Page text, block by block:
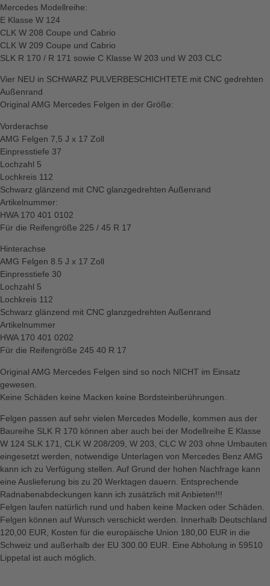
Mercedes Modellreihe:
E Klasse W 124
CLK W 208 Coupe und Cabrio
CLK W 209 Coupe und Cabrio
SLK R 170 / R 171 sowie C Klasse W 203 und W 203 CLC
Vier NEU in SCHWARZ PULVERBESCHICHTETE mit CNC gedrehten
Außenrand
Original AMG Mercedes Felgen in der Größe:
Vorderachse
AMG Felgen 7,5 J x 17 Zoll
Einpresstiefe 37
Lochzahl 5
Lochkreis 112
Schwarz glänzend mit CNC glanzgedrehten Außenrand
Artikelnummer:
HWA 170 401 0102
Für die Reifengröße 225 / 45 R 17
Hinterachse
AMG Felgen 8.5 J x 17 Zoll
Einpresstiefe 30
Lochzahl 5
Lochkreis 112
Schwarz glänzend mit CNC glanzgedrehten Außenrand
Artikelnummer
HWA 170 401 0202
Für die Reifengröße 245 40 R 17
Original AMG Mercedes Felgen sind so noch NICHT im Einsatz
gewesen.
Keine Schäden keine Macken keine Bordsteinberührungen.
Felgen passen auf sehr vielen Mercedes Modelle, kommen aus der
Baureihe SLK R 170 können aber auch bei der Modellreihe E Klasse
W 124 SLK 171, CLK W 208/209, W 203, CLC W 203 ohne Umbauten
eingesetzt werden, notwendige Unterlagen von Mercedes Benz AMG
kann ich zu Verfügung stellen. Auf Grund der hohen Nachfrage kann
eine Auslieferung bis zu 20 Werktagen dauern. Entsprechende
Radnabenabdeckungen kann ich zusätzlich mit Anbieten!!!
Felgen laufen natürlich rund und haben keine Macken oder Schäden.
Felgen können auf Wunsch verschickt werden. Innerhalb Deutschland
120,00 EUR, Kosten für die europäische Union 180,00 EUR in die
Schweiz und außerhalb der EU 300.00 EUR. Eine Abholung in 59510
Lippetal ist auch möglich.